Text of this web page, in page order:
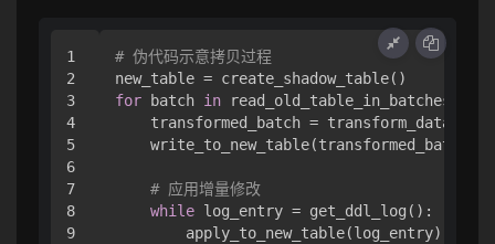
1
2
3
4
5
6
7
8
9
# 伪代码示意拷贝过程
for batch in read_old_table_in_batches():
transformed_batch =
    write_to_new_table(transformed_batch)
# 应用增量修改
while log_entry = get_ddl_log():
        apply_to_new_table(log_entry)